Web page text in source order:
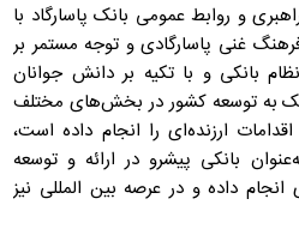
و روابط عمومی بانک پاسارگاد با
فرهنگ غنی پاسارگادی و توجه مستمر بر
بانکی و با تکیه بر دانش جوانان
به توسعه کشور در بخش‌های مختلف
ارزنده‌ای را انجام داده است،
بانکی پیشرو در ارائه و توسعه
داده و در عرصه بین المللی نیز